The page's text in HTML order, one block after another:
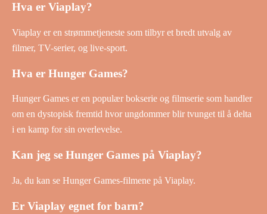
Hva er Viaplay?
Viaplay er en strømmetjeneste som tilbyr et bredt utvalg av
filmer, TV-serier, og live-sport.
Hva er Hunger Games?
Hunger Games er en populær bokserie og filmserie som handler
om en dystopisk fremtid hvor ungdommer blir tvunget til å delta
i en kamp for sin overlevelse.
Kan jeg se Hunger Games på Viaplay?
Ja, du kan se Hunger Games-filmene på Viaplay.
Er Viaplay egnet for barn?